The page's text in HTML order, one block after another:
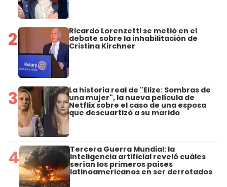
2 Ricardo Lorenzetti se metió en el
debate sobre la inhabilitación de
Cristina Kirchner
3 La historia real de "Elize: Sombras de
una mujer", la nueva película de
Netflix sobre el caso de una esposa
que descuartizó a su marido
4 Tercera Guerra Mundial: la
inteligencia artificial reveló cuáles
serían los primeros países
latinoamericanos en ser derrotados